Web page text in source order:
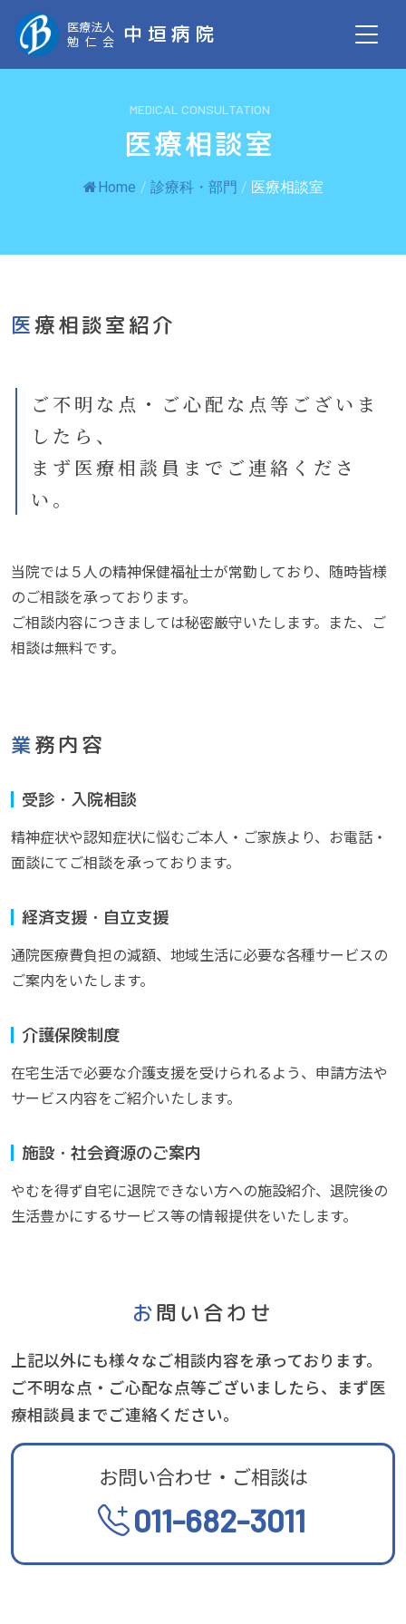
医療法人
勉仁会 中垣病院
MEDICAL CONSULTATION
医療相談室
Home / 診療科・部門 / 医療相談室
医療相談室紹介
ご不明な点・ご心配な点等ございま
したら、
まず医療相談員までご連絡くださ
い。
当院では５人の精神保健福祉士が常勤しており、随時皆様
のご相談を承っております。
ご相談内容につきましては秘密厳守いたします。また、ご
相談は無料です。
業務内容
受診・入院相談
精神症状や認知症状に悩むご本人・ご家族より、お電話・
面談にてご相談を承っております。
経済支援・自立支援
通院医療費負担の減額、地域生活に必要な各種サービスの
ご案内をいたします。
介護保険制度
在宅生活で必要な介護支援を受けられるよう、申請方法や
サービス内容をご紹介いたします。
施設・社会資源のご案内
やむを得ず自宅に退院できない方への施設紹介、退院後の
生活豊かにするサービス等の情報提供をいたします。
お問い合わせ
上記以外にも様々なご相談内容を承っております。
ご不明な点・ご心配な点等ございましたら、まず医
療相談員までご連絡ください。
お問い合わせ・ご相談は
011-682-3011